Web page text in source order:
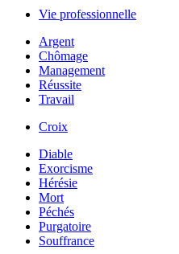
Vie professionnelle
Argent
Chômage
Management
Réussite
Travail
Croix
Diable
Exorcisme
Hérésie
Mort
Péchés
Purgatoire
Souffrance